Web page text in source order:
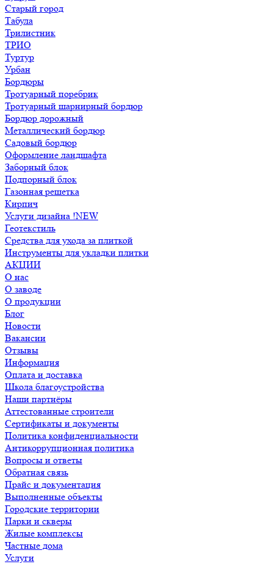
Старый город
Табула
Трилистник
ТРИО
Туртур
Урбан
Бордюры
Тротуарный поребрик
Тротуарный шарнирный бордюр
Бордюр дорожный
Металлический бордюр
Садовый бордюр
Оформление ландшафта
Заборный блок
Подпорный блок
Газонная решетка
Кирпич
Услуги дизайна !NEW
Геотекстиль
Средства для ухода за плиткой
Инструменты для укладки плитки
АКЦИИ
О нас
О заводе
О продукции
Блог
Новости
Вакансии
Отзывы
Информация
Оплата и доставка
Школа благоустройства
Наши партнёры
Аттестованные строители
Сертификаты и документы
Политика конфиденциальности
Антикоррупционная политика
Вопросы и ответы
Обратная связь
Прайс и документация
Выполненные объекты
Городские территории
Парки и скверы
Жилые комплексы
Частные дома
Услуги